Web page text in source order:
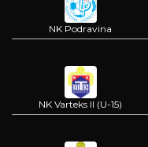
NK Podravina
NK Varteks II (U-15)